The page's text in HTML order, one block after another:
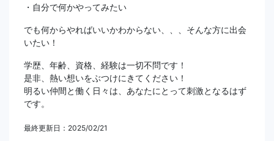
・自分で何かやってみたい
でも何からやればいいかわからない、、、そんな方に出会
いたい！
学歴、年齢、資格、経験は一切不問です！
是非、熱い想いをぶつけにきてください！
明るい仲間と働く日々は、あなたにとって刺激となるはず
です。
最終更新日：2025/02/21